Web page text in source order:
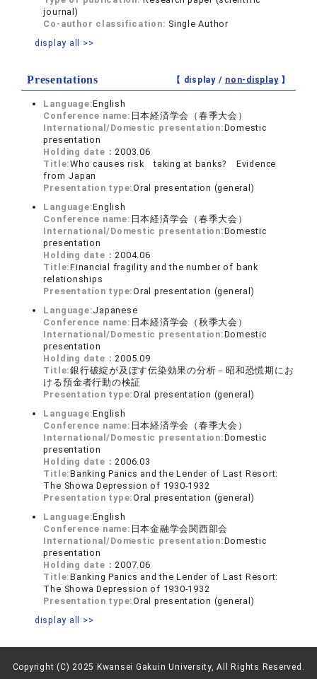
journal)
Co-author classification: Single Author
display all >>
Presentations 【 display / non-display】
Language:English
Conference name: 日本経済学会（春季大会）
International/Domestic presentation:Domestic
presentation
Holding date：2003.06
Title:Who causes risk taking at banks? Evidence
from Japan
Presentation type:Oral presentation (general)
Language:English
Conference name: 日本経済学会（春季大会）
International/Domestic presentation:Domestic
presentation
Holding date：2004.06
Title:Financial fragility and the number of bank
relationships
Presentation type:Oral presentation (general)
Language:Japanese
Conference name: 日本経済学会（秋季大会）
International/Domestic presentation:Domestic
presentation
Holding date：2005.09
Title:銀行破綻が及ぼす伝染効果の分析－昭和恐慌期にお
ける預金者行動の検証
Presentation type:Oral presentation (general)
Language:English
Conference name: 日本経済学会（春季大会）
International/Domestic presentation:Domestic
presentation
Holding date：2006.03
Title:Banking Panics and the Lender of Last Resort:
The Showa Depression of 1930-1932
Presentation type:Oral presentation (general)
Language:English
Conference name: 日本金融学会関西部会
International/Domestic presentation:Domestic
presentation
Holding date：2007.06
Title:Banking Panics and the Lender of Last Resort:
The Showa Depression of 1930-1932
Presentation type:Oral presentation (general)
display all >>
Copyright (C) 2025 Kwansei Gakuin University, All Rights Reserved.